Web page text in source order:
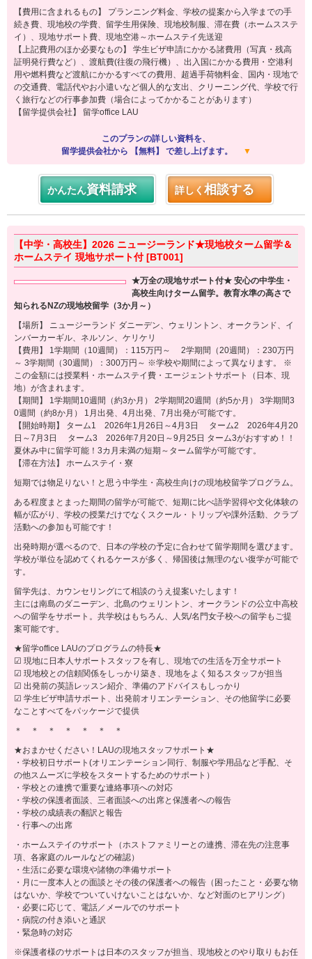
【費用に含まれるもの】 プランニング料金、学校の提案から入学までの手
続き費、現地校の学費、留学生用保険、現地校制服、滞在費（ホームスステ
イ）、現地サポート費、現地空港～ホームステイ先送迎
【上記費用のほか必要なもの】 学生ビザ申請にかかる諸費用（写真・残高
証明発行費など）、渡航費(往復の飛行機）、出入国にかかる費用・空港利
用や燃料費など渡航にかかるすべての費用、超過手荷物料金、国内・現地で
の交通費、電話代やお小遣いなど個人的な支出、クリーニング代、学校で行
く旅行などの行事参加費（場合によってかかることがあります）
【留学提供会社】 留学office LAU
このプランの詳しい資料を、
留学提供会社から 【無料】 で差し上げます。
▼
かんたん資料請求 詳しく相談する
【中学・高校生】2026 ニュージーランド★現地校ターム留学＆
ホームステイ 現地サポート付 [BT001]
★万全の現地サポート付★ 安心の中学生・
高校生向けターム留学。教育水準の高さで
知られるNZの現地校留学（3か月～）
【場所】 ニュージーランド ダニーデン、ウェリントン、オークランド、イ
ンバーカーギル、ネルソン、ケリケリ
【費用】 1学期間（10週間）：115万円～ 2学期間（20週間）：230万円
～ 3学期間（30週間）：300万円～ ※学校や期間によって異なります。 ※
この金額には授業料・ホームステイ費・エージェントサポート（日本、現
地）が含まれます。
【期間】 1学期間10週間（約3か月） 2学期間20週間（約5か月） 3学期間3
0週間（約8か月） 1月出発、4月出発、7月出発が可能です。
【開始時期】 ターム1 2026年1月26日～4月3日 ターム2 2026年4月20
日～7月3日 ターム3 2026年7月20日～9月25日 ターム3がおすすめ！！
夏休み中に留学可能！3カ月未満の短期～ターム留学が可能です。
【滞在方法】 ホームステイ・寮
短期では物足りない！と思う中学生・高校生向けの現地校留学プログラム。
ある程度まとまった期間の留学が可能で、短期に比べ語学習得や文化体験の
幅が広がり、学校の授業だけでなくスクール・トリップや課外活動、クラブ
活動への参加も可能です！
出発時期が選べるので、日本の学校の予定に合わせて留学期間を選びます。
学校が単位を認めてくれるケースが多く、帰国後は無理のない復学が可能で
す。
留学先は、カウンセリングにて相談のうえ提案いたします！
主には南島のダニーデン、北島のウェリントン、オークランドの公立中高校
への留学をサポート。共学校はもちろん、人気/名門女子校への留学もご提
案可能です。
★留学office LAUのプログラムの特長★
☑ 現地に日本人サポートスタッフを有し、現地での生活を万全サポート
☑ 現地校との信頼関係をしっかり築き、現地をよく知るスタッフが担当
☑ 出発前の英語レッスン紹介、準備のアドバイスもしっかり
☑ 学生ビザ申請サポート、出発前オリエンテーション、その他留学に必要
なことすべてをパッケージで提供
＊ ＊ ＊ ＊ ＊ ＊ ＊
★おまかせください！LAUの現地スタッフサポート★
・学校初日サポート(オリエンテーション同行、制服や学用品など手配、そ
の他スムーズに学校をスタートするためのサポート）
・学校との連携で重要な連絡事項への対応
・学校の保護者面談、三者面談への出席と保護者への報告
・学校の成績表の翻訳と報告
・行事への出席
・ホームステイのサポート（ホストファミリーとの連携、滞在先の注意事
項、各家庭のルールなどの確認）
・生活に必要な環境や諸物の準備サポート
・月に一度本人との面談とその後の保護者への報告（困ったこと・必要な物
はないか、学校でついていけないことはないか、など対面のヒアリング）
・必要に応じて、電話／メールでのサポート
・病院の付き添いと通訳
・緊急時の対応
※保護者様のサポートは日本のスタッフが担当、現地校とのやり取りもお任